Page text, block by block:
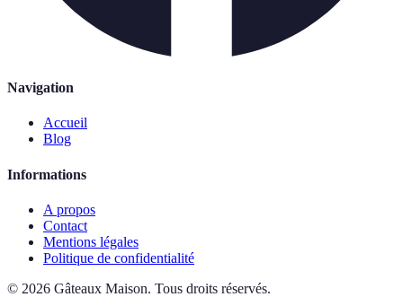
Navigation
Accueil
Blog
Informations
A propos
Contact
Mentions légales
Politique de confidentialité
© 2026 Gâteaux Maison. Tous droits réservés.